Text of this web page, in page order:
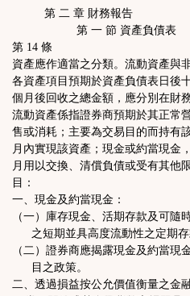
第 二 章 財務報告
第 一 節 資產負債表
第 14 條
資產應作適當之分類。流動資產與
各資產項目預期於資產負債表日後
個月後回收之總金額，應分別在財
流動資產係指證券商預期於其正常
售或消耗；主要為交易目的而持有
月內實現該資產；現金或約當現金
月用以交換、清償負債或受有其他
目：
一、現金及約當現金：
（一）庫存現金、活期存款及可
之短期並具高度流動性之定期存
（二）證券商應揭露現金及約當
目之政策。
二、透過損益按公允價值衡量之金